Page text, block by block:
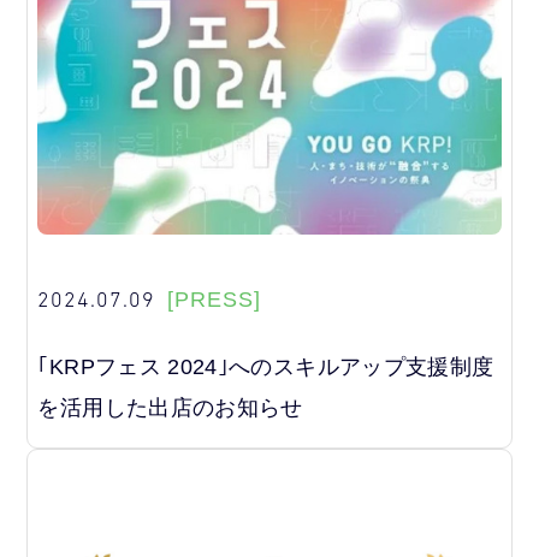
2024.07.09 [PRESS]
｢KRPフェス 2024｣へのスキルアップ支援制度
を活用した出店のお知らせ